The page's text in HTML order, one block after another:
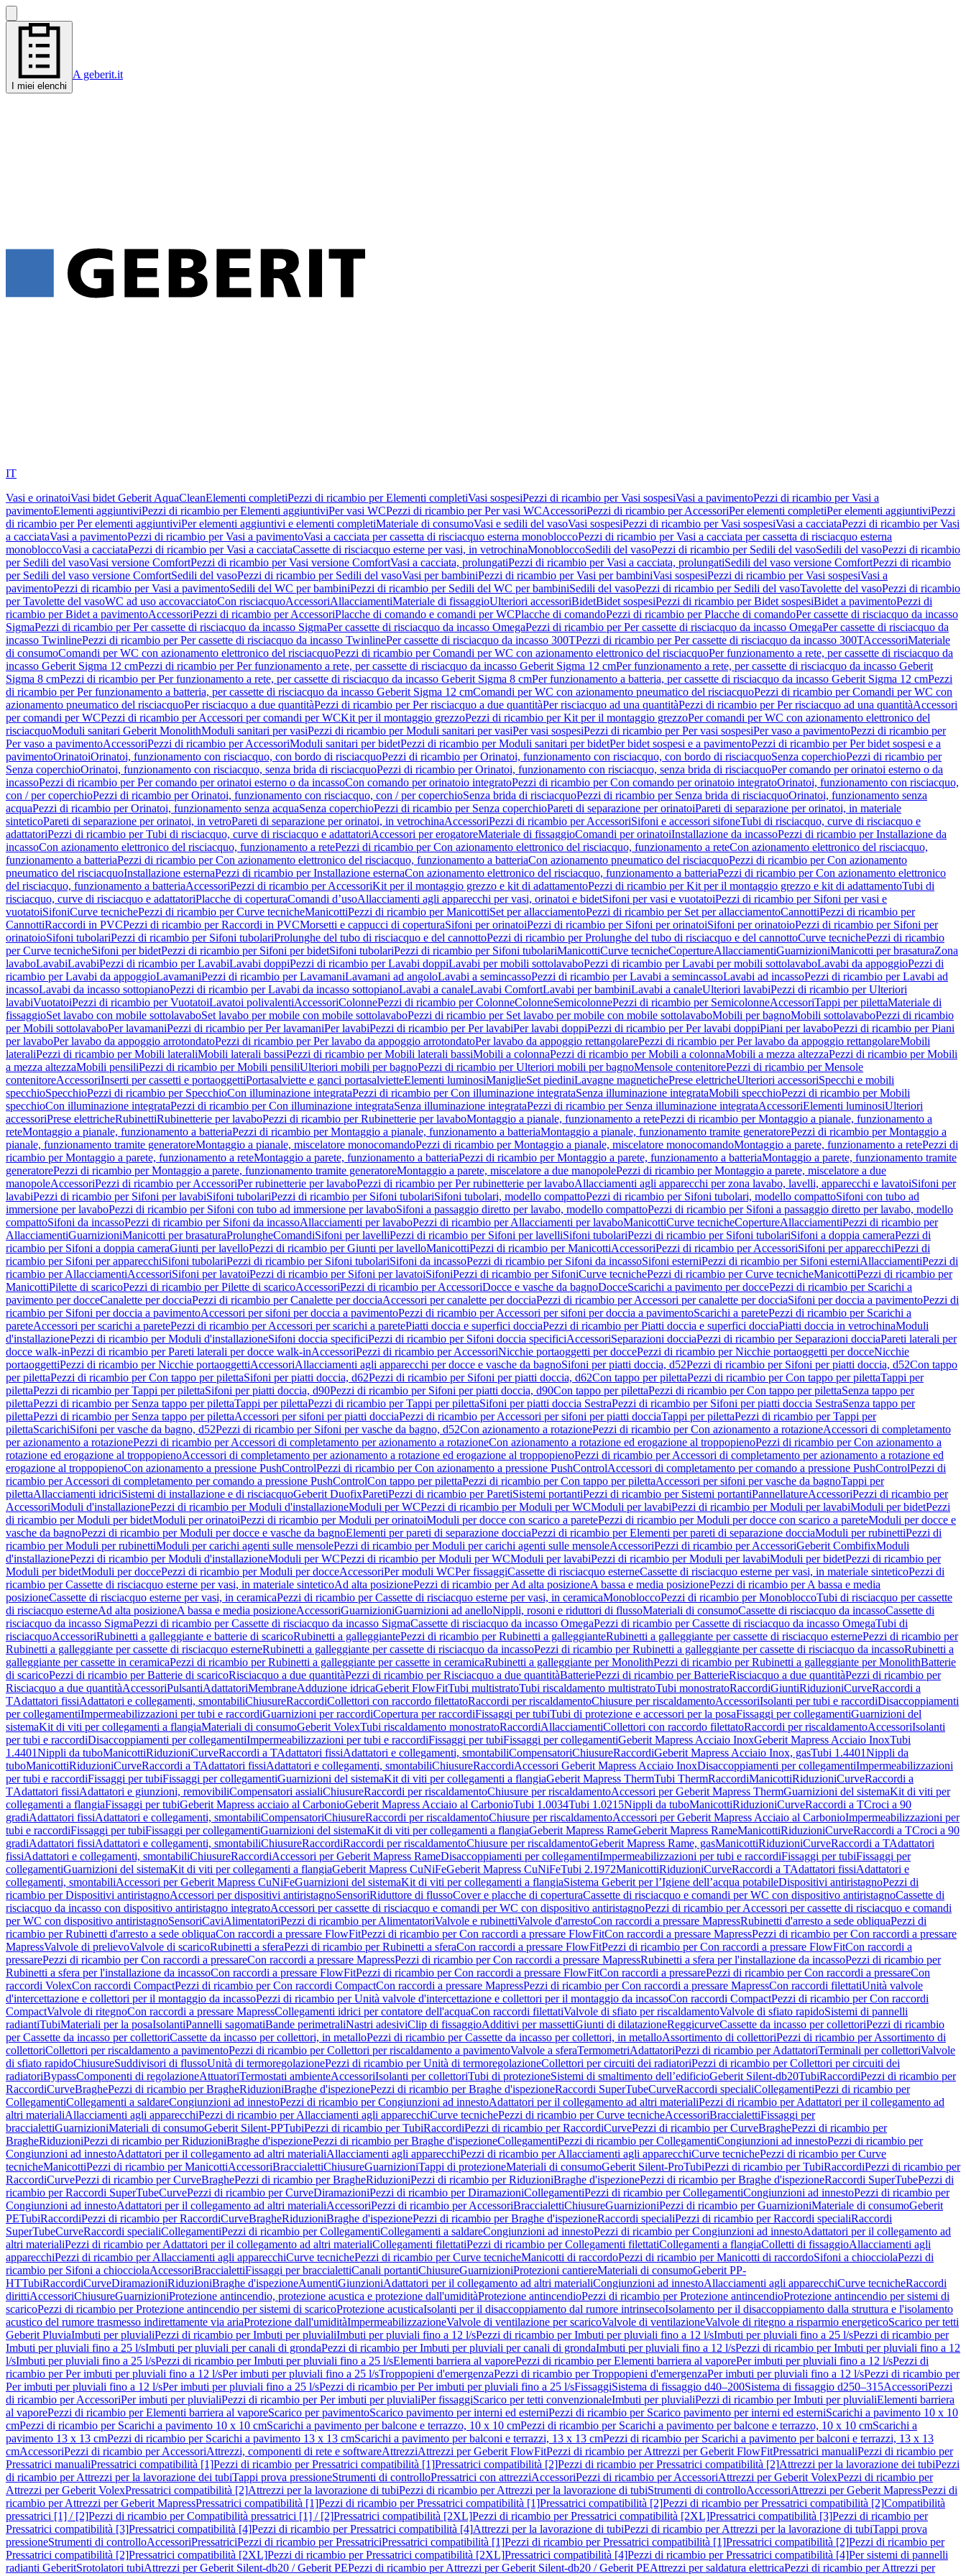
I miei elenchi
A geberit.it
IT
Vasi e orinatoiVasi bidet Geberit AquaCleanElementi completiPezzi di ricambio per Elementi completiVasi sospesiPezzi di ricambio per Vasi sospesiVasi a pavimentoPezzi di ricambio per Vasi a
pavimentoElementi aggiuntiviPezzi di ricambio per Elementi aggiuntiviPer vasi WCPezzi di ricambio per Per vasi WCAccessoriPezzi di ricambio per AccessoriPer elementi completiPer elementi aggiuntiviPezzi
di ricambio per Per elementi aggiuntiviPer elementi aggiuntivi e elementi completiMateriale di consumoVasi e sedili del vasoVasi sospesiPezzi di ricambio per Vasi sospesiVasi a cacciataPezzi di ricambio per Vasi
a cacciataVasi a pavimentoPezzi di ricambio per Vasi a pavimentoVasi a cacciata per cassetta di risciacquo esterna monobloccoPezzi di ricambio per Vasi a cacciata per cassetta di risciacquo esterna
monobloccoVasi a cacciataPezzi di ricambio per Vasi a cacciataCassette di risciacquo esterne per vasi, in vetrochinaMonobloccoSedili del vasoPezzi di ricambio per Sedili del vasoSedili del vasoPezzi di ricambio
per Sedili del vasoVasi versione ComfortPezzi di ricambio per Vasi versione ComfortVasi a cacciata, prolungatiPezzi di ricambio per Vasi a cacciata, prolungatiSedili del vaso versione ComfortPezzi di ricambio
per Sedili del vaso versione ComfortSedili del vasoPezzi di ricambio per Sedili del vasoVasi per bambiniPezzi di ricambio per Vasi per bambiniVasi sospesiPezzi di ricambio per Vasi sospesiVasi a
pavimentoPezzi di ricambio per Vasi a pavimentoSedili del WC per bambiniPezzi di ricambio per Sedili del WC per bambiniSedili del vasoPezzi di ricambio per Sedili del vasoTavolette del vasoPezzi di ricambio
per Tavolette del vasoWC ad uso accovacciatoCon risciacquoAccessoriAllacciamentiMateriale di fissaggioUlteriori accessoriBidetBidet sospesiPezzi di ricambio per Bidet sospesiBidet a pavimentoPezzi di
ricambio per Bidet a pavimentoAccessoriPezzi di ricambio per AccessoriPlacche di comando e comandi per WCPlacche di comandoPezzi di ricambio per Placche di comandoPer cassette di risciacquo da incasso
SigmaPezzi di ricambio per Per cassette di risciacquo da incasso SigmaPer cassette di risciacquo da incasso OmegaPezzi di ricambio per Per cassette di risciacquo da incasso OmegaPer cassette di risciacquo da
incasso TwinlinePezzi di ricambio per Per cassette di risciacquo da incasso TwinlinePer cassette di risciacquo da incasso 300TPezzi di ricambio per Per cassette di risciacquo da incasso 300TAccessoriMateriale
di consumoComandi per WC con azionamento elettronico del risciacquoPezzi di ricambio per Comandi per WC con azionamento elettronico del risciacquoPer funzionamento a rete, per cassette di risciacquo da
incasso Geberit Sigma 12 cmPezzi di ricambio per Per funzionamento a rete, per cassette di risciacquo da incasso Geberit Sigma 12 cmPer funzionamento a rete, per cassette di risciacquo da incasso Geberit
Sigma 8 cmPezzi di ricambio per Per funzionamento a rete, per cassette di risciacquo da incasso Geberit Sigma 8 cmPer funzionamento a batteria, per cassette di risciacquo da incasso Geberit Sigma 12 cmPezzi
di ricambio per Per funzionamento a batteria, per cassette di risciacquo da incasso Geberit Sigma 12 cmComandi per WC con azionamento pneumatico del risciacquoPezzi di ricambio per Comandi per WC con
azionamento pneumatico del risciacquoPer risciacquo a due quantitàPezzi di ricambio per Per risciacquo a due quantitàPer risciacquo ad una quantitàPezzi di ricambio per Per risciacquo ad una quantitàAccessori
per comandi per WCPezzi di ricambio per Accessori per comandi per WCKit per il montaggio grezzoPezzi di ricambio per Kit per il montaggio grezzoPer comandi per WC con azionamento elettronico del
risciacquoModuli sanitari Geberit MonolithModuli sanitari per vasiPezzi di ricambio per Moduli sanitari per vasiPer vasi sospesiPezzi di ricambio per Per vasi sospesiPer vaso a pavimentoPezzi di ricambio per
Per vaso a pavimentoAccessoriPezzi di ricambio per AccessoriModuli sanitari per bidetPezzi di ricambio per Moduli sanitari per bidetPer bidet sospesi e a pavimentoPezzi di ricambio per Per bidet sospesi e a
pavimentoOrinatoiOrinatoi, funzionamento con risciacquo, con bordo di risciacquoPezzi di ricambio per Orinatoi, funzionamento con risciacquo, con bordo di risciacquoSenza coperchioPezzi di ricambio per
Senza coperchioOrinatoi, funzionamento con risciacquo, senza brida di risciacquoPezzi di ricambio per Orinatoi, funzionamento con risciacquo, senza brida di risciacquoPer comando per orinatoi esterno o da
incassoPezzi di ricambio per Per comando per orinatoi esterno o da incassoCon comando per orinatoio integratoPezzi di ricambio per Con comando per orinatoio integratoOrinatoi, funzionamento con risciacquo,
con / per coperchioPezzi di ricambio per Orinatoi, funzionamento con risciacquo, con / per coperchioSenza brida di risciacquoPezzi di ricambio per Senza brida di risciacquoOrinatoi, funzionamento senza
acquaPezzi di ricambio per Orinatoi, funzionamento senza acquaSenza coperchioPezzi di ricambio per Senza coperchioPareti di separazione per orinatoiPareti di separazione per orinatoi, in materiale
sinteticoPareti di separazione per orinatoi, in vetroPareti di separazione per orinatoi, in vetrochinaAccessoriPezzi di ricambio per AccessoriSifoni e accessori sifoneTubi di risciacquo, curve di risciacquo e
adattatoriPezzi di ricambio per Tubi di risciacquo, curve di risciacquo e adattatoriAccessori per erogatoreMateriale di fissaggioComandi per orinatoiInstallazione da incassoPezzi di ricambio per Installazione da
incassoCon azionamento elettronico del risciacquo, funzionamento a retePezzi di ricambio per Con azionamento elettronico del risciacquo, funzionamento a reteCon azionamento elettronico del risciacquo,
funzionamento a batteriaPezzi di ricambio per Con azionamento elettronico del risciacquo, funzionamento a batteriaCon azionamento pneumatico del risciacquoPezzi di ricambio per Con azionamento
pneumatico del risciacquoInstallazione esternaPezzi di ricambio per Installazione esternaCon azionamento elettronico del risciacquo, funzionamento a batteriaPezzi di ricambio per Con azionamento elettronico
del risciacquo, funzionamento a batteriaAccessoriPezzi di ricambio per AccessoriKit per il montaggio grezzo e kit di adattamentoPezzi di ricambio per Kit per il montaggio grezzo e kit di adattamentoTubi di
risciacquo, curve di risciacquo e adattatoriPlacche di coperturaComandi d’usoAllacciamenti agli apparecchi per vasi, orinatoi e bidetSifoni per vasi e vuotatoiPezzi di ricambio per Sifoni per vasi e
vuotatoiSifoniCurve tecnichePezzi di ricambio per Curve tecnicheManicottiPezzi di ricambio per ManicottiSet per allacciamentoPezzi di ricambio per Set per allacciamentoCannottiPezzi di ricambio per
CannottiRaccordi in PVCPezzi di ricambio per Raccordi in PVCMorsetti e cappucci di coperturaSifoni per orinatoiPezzi di ricambio per Sifoni per orinatoiSifoni per orinatoioPezzi di ricambio per Sifoni per
orinatoioSifoni tubolariPezzi di ricambio per Sifoni tubolariProlunghe del tubo di risciacquo e del cannottoPezzi di ricambio per Prolunghe del tubo di risciacquo e del cannottoCurve tecnichePezzi di ricambio
per Curve tecnicheSifoni per bidetPezzi di ricambio per Sifoni per bidetSifoni tubolariPezzi di ricambio per Sifoni tubolariManicottiCurve tecnicheCopertureAllacciamentiGuarnizioniManicotti per brasaturaZona
lavaboLavabiLavabiPezzi di ricambio per LavabiLavabi doppiPezzi di ricambio per Lavabi doppiLavabi per mobili sottolavaboPezzi di ricambio per Lavabi per mobili sottolavaboLavabi da appoggioPezzi di
ricambio per Lavabi da appoggioLavamaniPezzi di ricambio per LavamaniLavamani ad angoloLavabi a semincassoPezzi di ricambio per Lavabi a semincassoLavabi ad incassoPezzi di ricambio per Lavabi ad
incassoLavabi da incasso sottopianoPezzi di ricambio per Lavabi da incasso sottopianoLavabi a canaleLavabi ComfortLavabi per bambiniLavabi a canaleUlteriori lavabiPezzi di ricambio per Ulteriori
lavabiVuotatoiPezzi di ricambio per VuotatoiLavatoi polivalentiAccessoriColonnePezzi di ricambio per ColonneColonneSemicolonnePezzi di ricambio per SemicolonneAccessoriTappi per pilettaMateriale di
fissaggioSet lavabo con mobile sottolavaboSet lavabo per mobile con mobile sottolavaboPezzi di ricambio per Set lavabo per mobile con mobile sottolavaboMobili per bagnoMobili sottolavaboPezzi di ricambio
per Mobili sottolavaboPer lavamaniPezzi di ricambio per Per lavamaniPer lavabiPezzi di ricambio per Per lavabiPer lavabi doppiPezzi di ricambio per Per lavabi doppiPiani per lavaboPezzi di ricambio per Piani
per lavaboPer lavabo da appoggio arrotondatoPezzi di ricambio per Per lavabo da appoggio arrotondatoPer lavabo da appoggio rettangolarePezzi di ricambio per Per lavabo da appoggio rettangolareMobili
lateraliPezzi di ricambio per Mobili lateraliMobili laterali bassiPezzi di ricambio per Mobili laterali bassiMobili a colonnaPezzi di ricambio per Mobili a colonnaMobili a mezza altezzaPezzi di ricambio per Mobili
a mezza altezzaMobili pensiliPezzi di ricambio per Mobili pensiliUlteriori mobili per bagnoPezzi di ricambio per Ulteriori mobili per bagnoMensole contenitorePezzi di ricambio per Mensole
contenitoreAccessoriInserti per cassetti e portaoggettiPortasalviette e ganci portasalvietteElementi luminosiManiglieSet piediniLavagne magnetichePrese elettricheUlteriori accessoriSpecchi e mobili
specchioSpecchioPezzi di ricambio per SpecchioCon illuminazione integrataPezzi di ricambio per Con illuminazione integrataSenza illuminazione integrataMobili specchioPezzi di ricambio per Mobili
specchioCon illuminazione integrataPezzi di ricambio per Con illuminazione integrataSenza illuminazione integrataPezzi di ricambio per Senza illuminazione integrataAccessoriElementi luminosiUlteriori
accessoriPrese elettricheRubinettiRubinetterie per lavaboPezzi di ricambio per Rubinetterie per lavaboMontaggio a pianale, funzionamento a retePezzi di ricambio per Montaggio a pianale, funzionamento a
reteMontaggio a pianale, funzionamento a batteriaPezzi di ricambio per Montaggio a pianale, funzionamento a batteriaMontaggio a pianale, funzionamento tramite generatorePezzi di ricambio per Montaggio a
pianale, funzionamento tramite generatoreMontaggio a pianale, miscelatore monocomandoPezzi di ricambio per Montaggio a pianale, miscelatore monocomandoMontaggio a parete, funzionamento a retePezzi di
ricambio per Montaggio a parete, funzionamento a reteMontaggio a parete, funzionamento a batteriaPezzi di ricambio per Montaggio a parete, funzionamento a batteriaMontaggio a parete, funzionamento tramite
generatorePezzi di ricambio per Montaggio a parete, funzionamento tramite generatoreMontaggio a parete, miscelatore a due manopolePezzi di ricambio per Montaggio a parete, miscelatore a due
manopoleAccessoriPezzi di ricambio per AccessoriPer rubinetterie per lavaboPezzi di ricambio per Per rubinetterie per lavaboAllacciamenti agli apparecchi per zona lavabo, lavelli, apparecchi e lavatoiSifoni per
lavabiPezzi di ricambio per Sifoni per lavabiSifoni tubolariPezzi di ricambio per Sifoni tubolariSifoni tubolari, modello compattoPezzi di ricambio per Sifoni tubolari, modello compattoSifoni con tubo ad
immersione per lavaboPezzi di ricambio per Sifoni con tubo ad immersione per lavaboSifoni a passaggio diretto per lavabo, modello compattoPezzi di ricambio per Sifoni a passaggio diretto per lavabo, modello
compattoSifoni da incassoPezzi di ricambio per Sifoni da incassoAllacciamenti per lavaboPezzi di ricambio per Allacciamenti per lavaboManicottiCurve tecnicheCopertureAllacciamentiPezzi di ricambio per
AllacciamentiGuarnizioniManicotti per brasaturaProlungheComandiSifoni per lavelliPezzi di ricambio per Sifoni per lavelliSifoni tubolariPezzi di ricambio per Sifoni tubolariSifoni a doppia cameraPezzi di
ricambio per Sifoni a doppia cameraGiunti per lavelloPezzi di ricambio per Giunti per lavelloManicottiPezzi di ricambio per ManicottiAccessoriPezzi di ricambio per AccessoriSifoni per apparecchiPezzi di
ricambio per Sifoni per apparecchiSifoni tubolariPezzi di ricambio per Sifoni tubolariSifoni da incassoPezzi di ricambio per Sifoni da incassoSifoni esterniPezzi di ricambio per Sifoni esterniAllacciamentiPezzi di
ricambio per AllacciamentiAccessoriSifoni per lavatoiPezzi di ricambio per Sifoni per lavatoiSifoniPezzi di ricambio per SifoniCurve tecnichePezzi di ricambio per Curve tecnicheManicottiPezzi di ricambio per
ManicottiPilette di scaricoPezzi di ricambio per Pilette di scaricoAccessoriPezzi di ricambio per AccessoriDocce e vasche da bagnoDocceScarichi a pavimento per doccePezzi di ricambio per Scarichi a
pavimento per docceCanalette per docciaPezzi di ricambio per Canalette per docciaAccessori per canalette per docciaPezzi di ricambio per Accessori per canalette per docciaSifoni per doccia a pavimentoPezzi di
ricambio per Sifoni per doccia a pavimentoAccessori per sifoni per doccia a pavimentoPezzi di ricambio per Accessori per sifoni per doccia a pavimentoScarichi a paretePezzi di ricambio per Scarichi a
pareteAccessori per scarichi a paretePezzi di ricambio per Accessori per scarichi a paretePiatti doccia e superfici docciaPezzi di ricambio per Piatti doccia e superfici docciaPiatti doccia in vetrochinaModuli
d'installazionePezzi di ricambio per Moduli d'installazioneSifoni doccia specificiPezzi di ricambio per Sifoni doccia specificiAccessoriSeparazioni docciaPezzi di ricambio per Separazioni docciaPareti laterali per
docce walk-inPezzi di ricambio per Pareti laterali per docce walk-inAccessoriPezzi di ricambio per AccessoriNicchie portaoggetti per doccePezzi di ricambio per Nicchie portaoggetti per docceNicchie
portaoggettiPezzi di ricambio per Nicchie portaoggettiAccessoriAllacciamenti agli apparecchi per docce e vasche da bagnoSifoni per piatti doccia, d52Pezzi di ricambio per Sifoni per piatti doccia, d52Con tappo
per pilettaPezzi di ricambio per Con tappo per pilettaSifoni per piatti doccia, d62Pezzi di ricambio per Sifoni per piatti doccia, d62Con tappo per pilettaPezzi di ricambio per Con tappo per pilettaTappi per
pilettaPezzi di ricambio per Tappi per pilettaSifoni per piatti doccia, d90Pezzi di ricambio per Sifoni per piatti doccia, d90Con tappo per pilettaPezzi di ricambio per Con tappo per pilettaSenza tappo per
pilettaPezzi di ricambio per Senza tappo per pilettaTappi per pilettaPezzi di ricambio per Tappi per pilettaSifoni per piatti doccia SestraPezzi di ricambio per Sifoni per piatti doccia SestraSenza tappo per
pilettaPezzi di ricambio per Senza tappo per pilettaAccessori per sifoni per piatti docciaPezzi di ricambio per Accessori per sifoni per piatti docciaTappi per pilettaPezzi di ricambio per Tappi per
pilettaScarichiSifoni per vasche da bagno, d52Pezzi di ricambio per Sifoni per vasche da bagno, d52Con azionamento a rotazionePezzi di ricambio per Con azionamento a rotazioneAccessori di completamento
per azionamento a rotazionePezzi di ricambio per Accessori di completamento per azionamento a rotazioneCon azionamento a rotazione ed erogazione al troppopienoPezzi di ricambio per Con azionamento a
rotazione ed erogazione al troppopienoAccessori di completamento per azionamento a rotazione ed erogazione al troppopienoPezzi di ricambio per Accessori di completamento per azionamento a rotazione ed
erogazione al troppopienoCon azionamento a pressione PushControlPezzi di ricambio per Con azionamento a pressione PushControlAccessori di completamento per comando a pressione PushControlPezzi di
ricambio per Accessori di completamento per comando a pressione PushControlCon tappo per pilettaPezzi di ricambio per Con tappo per pilettaAccessori per sifoni per vasche da bagnoTappi per
pilettaAllacciamenti idriciSistemi di installazione e di risciacquoGeberit DuofixParetiPezzi di ricambio per ParetiSistemi portantiPezzi di ricambio per Sistemi portantiPannellatureAccessoriPezzi di ricambio per
AccessoriModuli d'installazionePezzi di ricambio per Moduli d'installazioneModuli per WCPezzi di ricambio per Moduli per WCModuli per lavabiPezzi di ricambio per Moduli per lavabiModuli per bidetPezzi
di ricambio per Moduli per bidetModuli per orinatoiPezzi di ricambio per Moduli per orinatoiModuli per docce con scarico a paretePezzi di ricambio per Moduli per docce con scarico a pareteModuli per docce e
vasche da bagnoPezzi di ricambio per Moduli per docce e vasche da bagnoElementi per pareti di separazione docciaPezzi di ricambio per Elementi per pareti di separazione docciaModuli per rubinettiPezzi di
ricambio per Moduli per rubinettiModuli per carichi agenti sulle mensolePezzi di ricambio per Moduli per carichi agenti sulle mensoleAccessoriPezzi di ricambio per AccessoriGeberit CombifixModuli
d'installazionePezzi di ricambio per Moduli d'installazioneModuli per WCPezzi di ricambio per Moduli per WCModuli per lavabiPezzi di ricambio per Moduli per lavabiModuli per bidetPezzi di ricambio per
Moduli per bidetModuli per doccePezzi di ricambio per Moduli per docceAccessoriPer moduli WCPer fissaggiCassette di risciacquo esterneCassette di risciacquo esterne per vasi, in materiale sinteticoPezzi di
ricambio per Cassette di risciacquo esterne per vasi, in materiale sinteticoAd alta posizionePezzi di ricambio per Ad alta posizioneA bassa e media posizionePezzi di ricambio per A bassa e media
posizioneCassette di risciacquo esterne per vasi, in ceramicaPezzi di ricambio per Cassette di risciacquo esterne per vasi, in ceramicaMonobloccoPezzi di ricambio per MonobloccoTubi di risciacquo per cassette
di risciacquo esterneAd alta posizioneA bassa e media posizioneAccessoriGuarnizioniGuarnizioni ad anelloNippli, rosoni e riduttori di flussoMateriali di consumoCassette di risciacquo da incassoCassette di
risciacquo da incasso SigmaPezzi di ricambio per Cassette di risciacquo da incasso SigmaCassette di risciacquo da incasso OmegaPezzi di ricambio per Cassette di risciacquo da incasso OmegaTubi di
risciacquoAccessoriRubinetti a galleggiante e batterie di scaricoRubinetti a galleggiantePezzi di ricambio per Rubinetti a galleggianteRubinetti a galleggiante per cassette di risciacquo esternePezzi di ricambio per
Rubinetti a galleggiante per cassette di risciacquo esterneRubinetti a galleggiante per cassette di risciacquo da incassoPezzi di ricambio per Rubinetti a galleggiante per cassette di risciacquo da incassoRubinetti a
galleggiante per cassette in ceramicaPezzi di ricambio per Rubinetti a galleggiante per cassette in ceramicaRubinetti a galleggiante per MonolithPezzi di ricambio per Rubinetti a galleggiante per MonolithBatterie
di scaricoPezzi di ricambio per Batterie di scaricoRisciacquo a due quantitàPezzi di ricambio per Risciacquo a due quantitàBatteriePezzi di ricambio per BatterieRisciacquo a due quantitàPezzi di ricambio per
Risciacquo a due quantitàAccessoriPulsantiAdattatoriMembraneAdduzione idricaGeberit FlowFitTubi multistratoTubi riscaldamento multistratoTubi monostratoRaccordiGiuntiRiduzioniCurveRaccordi a
TAdattatori fissiAdattatori e collegamenti, smontabiliChiusureRaccordiCollettori con raccordo filettatoRaccordi per riscaldamentoChiusure per riscaldamentoAccessoriIsolanti per tubi e raccordiDisaccoppiamenti
per collegamentiImpermeabilizzazioni per tubi e raccordiGuarnizioni per raccordiCopertura per raccordiFissaggi per tubiTubi di protezione e accessori per la posaFissaggi per collegamentiGuarnizioni del
sistemaKit di viti per collegamenti a flangiaMateriali di consumoGeberit VolexTubi riscaldamento monostratoRaccordiAllacciamentiCollettori con raccordo filettatoRaccordi per riscaldamentoAccessoriIsolanti
per tubi e raccordiDisaccoppiamenti per collegamentiImpermeabilizzazioni per tubi e raccordiFissaggi per tubiFissaggi per collegamentiGeberit Mapress Acciaio InoxGeberit Mapress Acciaio InoxTubi
1.4401Nippli da tuboManicottiRiduzioniCurveRaccordi a TAdattatori fissiAdattatori e collegamenti, smontabiliCompensatoriChiusureRaccordiGeberit Mapress Acciaio Inox, gasTubi 1.4401Nippli da
tuboManicottiRiduzioniCurveRaccordi a TAdattatori fissiAdattatori e collegamenti, smontabiliChiusureRaccordiAccessori Geberit Mapress Acciaio InoxDisaccoppiamenti per collegamentiImpermeabilizzazioni
per tubi e raccordiFissaggi per tubiFissaggi per collegamentiGuarnizioni del sistemaKit di viti per collegamenti a flangiaGeberit Mapress ThermTubi ThermRaccordiManicottiRiduzioniCurveRaccordi a
TAdattatori fissiAdattatori e giunzioni, removibiliCompensatori assialiChiusureRaccordi per riscaldamentoChiusure per riscaldamentoAccessori per Geberit Mapress ThermGuarnizioni del sistemaKit di viti per
collegamenti a flangiaFissaggi per tubiGeberit Mapress acciaio al CarbonioGeberit Mapress Acciaio al CarbonioTubi 1.0034Tubi 1.0215Nippli da tuboManicottiRiduzioniCurveRaccordi a TCroci a 90
gradiAdattatori fissiAdattatori e collegamenti, smontabiliCompensatoriChiusureRaccordi per riscaldamentoChiusure per riscaldamentoAccessori per Geberit Mapress Acciaio al CarbonioImpermeabilizzazioni per
tubi e raccordiFissaggi per tubiFissaggi per collegamentiGuarnizioni del sistemaKit di viti per collegamenti a flangiaGeberit Mapress RameGeberit Mapress RameManicottiRiduzioniCurveRaccordi a TCroci a 90
gradiAdattatori fissiAdattatori e collegamenti, smontabiliChiusureRaccordiRaccordi per riscaldamentoChiusure per riscaldamentoGeberit Mapress Rame, gasManicottiRiduzioniCurveRaccordi a TAdattatori
fissiAdattatori e collegamenti, smontabiliChiusureRaccordiAccessori per Geberit Mapress RameDisaccoppiamenti per collegamentiImpermeabilizzazioni per tubi e raccordiFissaggi per tubiFissaggi per
collegamentiGuarnizioni del sistemaKit di viti per collegamenti a flangiaGeberit Mapress CuNiFeGeberit Mapress CuNiFeTubi 2.1972ManicottiRiduzioniCurveRaccordi a TAdattatori fissiAdattatori e
collegamenti, smontabiliAccessori per Geberit Mapress CuNiFeGuarnizioni del sistemaKit di viti per collegamenti a flangiaSistema Geberit per l’Igiene dell’acqua potabileDispositivi antiristagnoPezzi di
ricambio per Dispositivi antiristagnoAccessori per dispositivi antiristagnoSensoriRiduttore di flussoCover e placche di coperturaCassette di risciacquo e comandi per WC con dispositivo antiristagnoCassette di
risciacquo da incasso con dispositivo antiristagno integratoAccessori per cassette di risciacquo e comandi per WC con dispositivo antiristagnoPezzi di ricambio per Accessori per cassette di risciacquo e comandi
per WC con dispositivo antiristagnoSensoriCaviAlimentatoriPezzi di ricambio per AlimentatoriValvole e rubinettiValvole d'arrestoCon raccordi a pressare MapressRubinetti d'arresto a sede obliquaPezzi di
ricambio per Rubinetti d'arresto a sede obliquaCon raccordi a pressare FlowFitPezzi di ricambio per Con raccordi a pressare FlowFitCon raccordi a pressare MapressPezzi di ricambio per Con raccordi a pressare
MapressValvole di prelievoValvole di scaricoRubinetti a sferaPezzi di ricambio per Rubinetti a sferaCon raccordi a pressare FlowFitPezzi di ricambio per Con raccordi a pressare FlowFitCon raccordi a
pressarePezzi di ricambio per Con raccordi a pressareCon raccordi a pressare MapressPezzi di ricambio per Con raccordi a pressare MapressRubinetti a sfera per l'installazione da incassoPezzi di ricambio per
Rubinetti a sfera per l'installazione da incassoCon raccordi a pressare FlowFitPezzi di ricambio per Con raccordi a pressare FlowFitCon raccordi a pressarePezzi di ricambio per Con raccordi a pressareCon
raccordi VolexCon raccordi CompactPezzi di ricambio per Con raccordi CompactCon raccordi a pressare MapressPezzi di ricambio per Con raccordi a pressare MapressCon raccordi filettatiUnità valvole
d'intercettazione e collettori per il montaggio da incassoPezzi di ricambio per Unità valvole d'intercettazione e collettori per il montaggio da incassoCon raccordi CompactPezzi di ricambio per Con raccordi
CompactValvole di ritegnoCon raccordi a pressare MapressCollegamenti idrici per contatore dell'acquaCon raccordi filettatiValvole di sfiato per riscaldamentoValvole di sfiato rapidoSistemi di pannelli
radiantiTubiMateriali per la posaIsolantiPannelli sagomatiBande perimetraliNastri adesiviClip di fissaggioAdditivi per massettiGiunti di dilatazioneReggicurveCassette da incasso per collettoriPezzi di ricambio
per Cassette da incasso per collettoriCassette da incasso per collettori, in metalloPezzi di ricambio per Cassette da incasso per collettori, in metalloAssortimento di collettoriPezzi di ricambio per Assortimento di
collettoriCollettori per riscaldamento a pavimentoPezzi di ricambio per Collettori per riscaldamento a pavimentoValvole a sferaTermometriAdattatoriPezzi di ricambio per AdattatoriTerminali per collettoriValvole
di sfiato rapidoChiusureSuddivisori di flussoUnità di termoregolazionePezzi di ricambio per Unità di termoregolazioneCollettori per circuiti dei radiatoriPezzi di ricambio per Collettori per circuiti dei
radiatoriBypassComponenti di regolazioneAttuatoriTermostati ambienteAccessoriIsolanti per collettoriTubi di protezioneSistemi di smaltimento dell’edificioGeberit Silent-db20TubiRaccordiPezzi di ricambio per
RaccordiCurveBraghePezzi di ricambio per BragheRiduzioniBraghe d'ispezionePezzi di ricambio per Braghe d'ispezioneRaccordi SuperTubeCurveRaccordi specialiCollegamentiPezzi di ricambio per
CollegamentiCollegamenti a saldareCongiunzioni ad innestoPezzi di ricambio per Congiunzioni ad innestoAdattatori per il collegamento ad altri materialiPezzi di ricambio per Adattatori per il collegamento ad
altri materialiAllacciamenti agli apparecchiPezzi di ricambio per Allacciamenti agli apparecchiCurve tecnichePezzi di ricambio per Curve tecnicheAccessoriBraccialettiFissaggi per
braccialettiGuarnizioniMateriali di consumoGeberit Silent-PPTubiPezzi di ricambio per TubiRaccordiPezzi di ricambio per RaccordiCurvePezzi di ricambio per CurveBraghePezzi di ricambio per
BragheRiduzioniPezzi di ricambio per RiduzioniBraghe d'ispezionePezzi di ricambio per Braghe d'ispezioneCollegamentiPezzi di ricambio per CollegamentiCongiunzioni ad innestoPezzi di ricambio per
Congiunzioni ad innestoAdattatori per il collegamento ad altri materialiAllacciamenti agli apparecchiPezzi di ricambio per Allacciamenti agli apparecchiCurve tecnichePezzi di ricambio per Curve
tecnicheManicottiPezzi di ricambio per ManicottiAccessoriBraccialettiChiusureGuarnizioniTappi di protezioneMateriali di consumoGeberit Silent-ProTubiPezzi di ricambio per TubiRaccordiPezzi di ricambio per
RaccordiCurvePezzi di ricambio per CurveBraghePezzi di ricambio per BragheRiduzioniPezzi di ricambio per RiduzioniBraghe d'ispezionePezzi di ricambio per Braghe d'ispezioneRaccordi SuperTubePezzi di
ricambio per Raccordi SuperTubeCurvePezzi di ricambio per CurveDiramazioniPezzi di ricambio per DiramazioniCollegamentiPezzi di ricambio per CollegamentiCongiunzioni ad innestoPezzi di ricambio per
Congiunzioni ad innestoAdattatori per il collegamento ad altri materialiAccessoriPezzi di ricambio per AccessoriBraccialettiChiusureGuarnizioniPezzi di ricambio per GuarnizioniMateriale di consumoGeberit
PETubiRaccordiPezzi di ricambio per RaccordiCurveBragheRiduzioniBraghe d'ispezionePezzi di ricambio per Braghe d'ispezioneRaccordi specialiPezzi di ricambio per Raccordi specialiRaccordi
SuperTubeCurveRaccordi specialiCollegamentiPezzi di ricambio per CollegamentiCollegamenti a saldareCongiunzioni ad innestoPezzi di ricambio per Congiunzioni ad innestoAdattatori per il collegamento ad
altri materialiPezzi di ricambio per Adattatori per il collegamento ad altri materialiCollegamenti filettatiPezzi di ricambio per Collegamenti filettatiCollegamenti a flangiaColletti di fissaggioAllacciamenti agli
apparecchiPezzi di ricambio per Allacciamenti agli apparecchiCurve tecnichePezzi di ricambio per Curve tecnicheManicotti di raccordoPezzi di ricambio per Manicotti di raccordoSifoni a chiocciolaPezzi di
ricambio per Sifoni a chiocciolaAccessoriBraccialettiFissaggi per braccialettiCanali portantiChiusureGuarnizioniProtezioni cantiereMateriali di consumoGeberit PP-
HTTubiRaccordiCurveDiramazioniRiduzioniBraghe d'ispezioneAumentiGiunzioniAdattatori per il collegamento ad altri materialiCongiunzioni ad innestoAllacciamenti agli apparecchiCurve tecnicheRaccordi
dirittiAccessoriChiusureGuarnizioniProtezione antincendio, protezione acustica e protezione dall'umiditàProtezione antincendioPezzi di ricambio per Protezione antincendioProtezione antincendio per sistemi di
scaricoPezzi di ricambio per Protezione antincendio per sistemi di scaricoProtezione acusticaIsolanti per il disaccoppiamento dal rumore intrinsecoIsolamento per il disaccoppiamento dalla struttura e l'isolamento
acustico del rumore trasmesso indirettamente via ariaProtezione dall'umiditàImpermeabilizzazioneValvole di ventilazione per scaricoValvole di ventilazioneValvole di ritegno a risparmio energeticoScarico per tetti
Geberit PluviaImbuti per pluvialiPezzi di ricambio per Imbuti per pluvialiImbuti per pluviali fino a 12 l/sPezzi di ricambio per Imbuti per pluviali fino a 12 l/sImbuti per pluviali fino a 25 l/sPezzi di ricambio per
Imbuti per pluviali fino a 25 l/sImbuti per pluviali per canali di grondaPezzi di ricambio per Imbuti per pluviali per canali di grondaImbuti per pluviali fino a 12 l/sPezzi di ricambio per Imbuti per pluviali fino a 12
l/sImbuti per pluviali fino a 25 l/sPezzi di ricambio per Imbuti per pluviali fino a 25 l/sElementi barriera al vaporePezzi di ricambio per Elementi barriera al vaporePer imbuti per pluviali fino a 12 l/sPezzi di
ricambio per Per imbuti per pluviali fino a 12 l/sPer imbuti per pluviali fino a 25 l/sTroppopieni d'emergenzaPezzi di ricambio per Troppopieni d'emergenzaPer imbuti per pluviali fino a 12 l/sPezzi di ricambio per
Per imbuti per pluviali fino a 12 l/sPer imbuti per pluviali fino a 25 l/sPezzi di ricambio per Per imbuti per pluviali fino a 25 l/sFissaggiSistema di fissaggio d40–200Sistema di fissaggio d250–315AccessoriPezzi
di ricambio per AccessoriPer imbuti per pluvialiPezzi di ricambio per Per imbuti per pluvialiPer fissaggiScarico per tetti convenzionaleImbuti per pluvialiPezzi di ricambio per Imbuti per pluvialiElementi barriera
al vaporePezzi di ricambio per Elementi barriera al vaporeScarico per pavimentoScarico pavimento per interni ed esterniPezzi di ricambio per Scarico pavimento per interni ed esterniScarichi a pavimento 10 x 10
cmPezzi di ricambio per Scarichi a pavimento 10 x 10 cmScarichi a pavimento per balcone e terrazzo, 10 x 10 cmPezzi di ricambio per Scarichi a pavimento per balcone e terrazzo, 10 x 10 cmScarichi a
pavimento 13 x 13 cmPezzi di ricambio per Scarichi a pavimento 13 x 13 cmScarichi a pavimento per balconi e terrazzi, 13 x 13 cmPezzi di ricambio per Scarichi a pavimento per balconi e terrazzi, 13 x 13
cmAccessoriPezzi di ricambio per AccessoriAttrezzi, componenti di rete e softwareAttrezziAttrezzi per Geberit FlowFitPezzi di ricambio per Attrezzi per Geberit FlowFitPressatrici manualiPezzi di ricambio per
Pressatrici manualiPressatrici compatibilità [1]Pezzi di ricambio per Pressatrici compatibilità [1]Pressatrici compatibilità [2]Pezzi di ricambio per Pressatrici compatibilità [2]Attrezzi per la lavorazione dei tubiPezzi
di ricambio per Attrezzi per la lavorazione dei tubiTappi prova pressioneStrumenti di controlloPressatrici con attrezziAccessoriPezzi di ricambio per AccessoriAttrezzi per Geberit VolexPezzi di ricambio per
Attrezzi per Geberit VolexPressatrici compatibilità [2]Attrezzi per la lavorazione di tubiPezzi di ricambio per Attrezzi per la lavorazione di tubiStrumenti di controlloAccessoriAttrezzi per Geberit MapressPezzi di
ricambio per Attrezzi per Geberit MapressPressatrici compatibilità [1]Pezzi di ricambio per Pressatrici compatibilità [1]Pressatrici compatibilità [2]Pezzi di ricambio per Pressatrici compatibilità [2]Compatibilità
pressatrici [1] / [2]Pezzi di ricambio per Compatibilità pressatrici [1] / [2]Pressatrici compatibilità [2XL]Pezzi di ricambio per Pressatrici compatibilità [2XL]Pressatrici compatibilità [3]Pezzi di ricambio per
Pressatrici compatibilità [3]Pressatrici compatibilità [4]Pezzi di ricambio per Pressatrici compatibilità [4]Attrezzi per la lavorazione di tubiPezzi di ricambio per Attrezzi per la lavorazione di tubiTappi prova
pressioneStrumenti di controlloAccessoriPressatriciPezzi di ricambio per PressatriciPressatrici compatibilità [1]Pezzi di ricambio per Pressatrici compatibilità [1]Pressatrici compatibilità [2]Pezzi di ricambio per
Pressatrici compatibilità [2]Pressatrici compatibilità [2XL]Pezzi di ricambio per Pressatrici compatibilità [2XL]Pressatrici compatibilità [4]Pezzi di ricambio per Pressatrici compatibilità [4]Per sistemi di pannelli
radianti GeberitSrotolatori tubiAttrezzi per Geberit Silent-db20 / Geberit PEPezzi di ricambio per Attrezzi per Geberit Silent-db20 / Geberit PEAttrezzi per saldatura elettricaPezzi di ricambio per Attrezzi per